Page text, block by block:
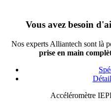
Vous avez besoin
Nos experts Alliantech sont là
prise en main
Accéléromètre